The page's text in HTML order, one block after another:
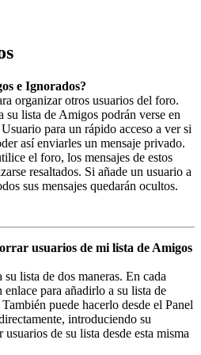
e Ignorados?
organizar otros usuarios del foro.
su lista de Amigos podrán verse en
para un rápido acceso a ver si
así enviarles un mensaje privado.
el foro, los mensajes de estos
resaltados. Si añade un usuario a
sus mensajes quedarán ocultos.
usuarios de mi lista de Amigos
su lista de dos maneras. En cada
para añadirlo a su lista de
puede hacerlo desde el Panel
introduciendo su
de su lista desde esta misma